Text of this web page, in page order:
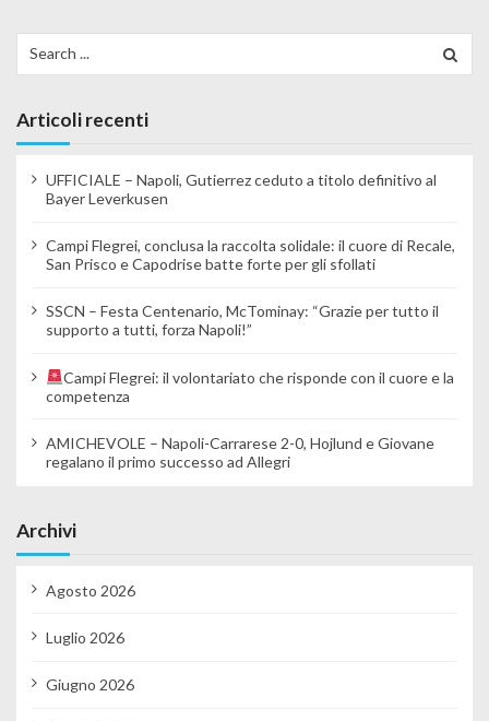
Articoli recenti
UFFICIALE – Napoli, Gutierrez ceduto a titolo definitivo al
Bayer Leverkusen
Campi Flegrei, conclusa la raccolta solidale: il cuore di Recale,
San Prisco e Capodrise batte forte per gli sfollati
SSCN – Festa Centenario, McTominay: “Grazie per tutto il
supporto a tutti, forza Napoli!”
Campi Flegrei: il volontariato che risponde con il cuore e la
competenza
AMICHEVOLE – Napoli-Carrarese 2-0, Hojlund e Giovane
regalano il primo successo ad Allegri
Archivi
Agosto 2026
Luglio 2026
Giugno 2026